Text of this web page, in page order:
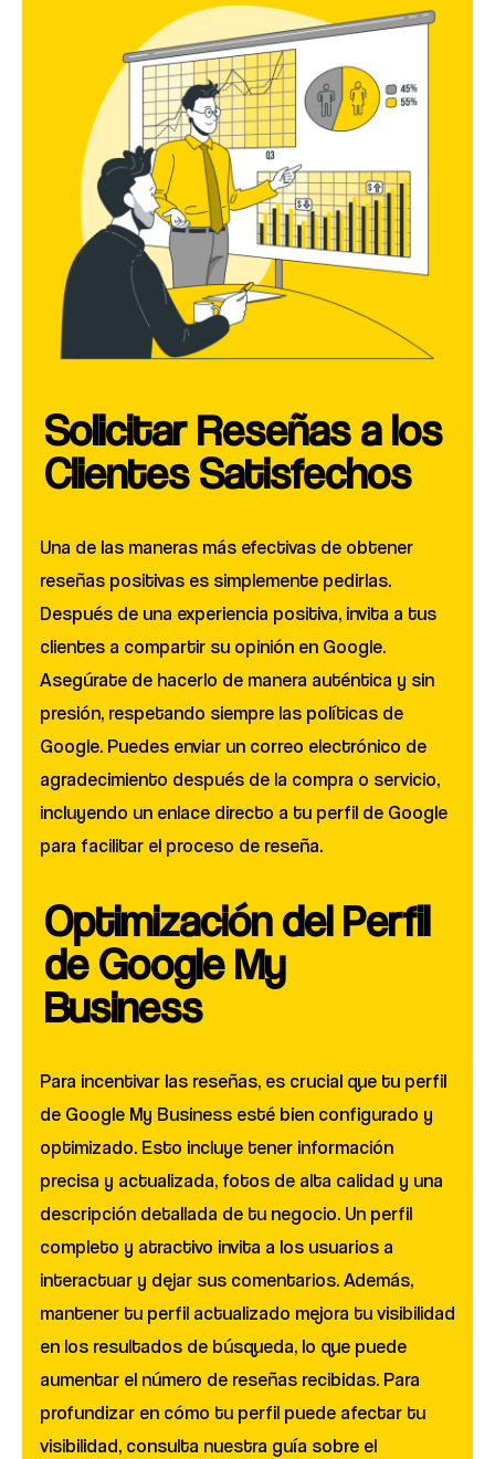
Solicitar Reseñas a los
Clientes Satisfechos
Una de las maneras más efectivas de obtener
reseñas positivas es simplemente pedirlas.
Después de una experiencia positiva, invita a tus
clientes a compartir su opinión en Google.
Asegúrate de hacerlo de manera auténtica y sin
presión, respetando siempre las políticas de
Google. Puedes enviar un correo electrónico de
agradecimiento después de la compra o servicio,
incluyendo un enlace directo a tu perfil de Google
para facilitar el proceso de reseña.
Optimización del Perfil
de Google My
Business
Para incentivar las reseñas, es crucial que tu perfil
de Google My Business esté bien configurado y
optimizado. Esto incluye tener información
precisa y actualizada, fotos de alta calidad y una
descripción detallada de tu negocio. Un perfil
completo y atractivo invita a los usuarios a
interactuar y dejar sus comentarios. Además,
mantener tu perfil actualizado mejora tu visibilidad
en los resultados de búsqueda, lo que puede
aumentar el número de reseñas recibidas. Para
profundizar en cómo tu perfil puede afectar tu
visibilidad, consulta nuestra guía sobre el